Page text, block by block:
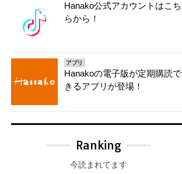
Hanako公式アカウントはこち
らから！
アプリ
Hanakoの電子版が定期購読で
きるアプリが登場！
Ranking
今読まれてます